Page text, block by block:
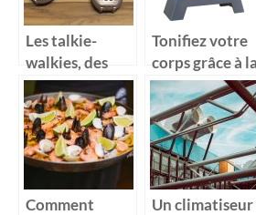
Les talkie-
walkies, des
super cadeaux
pour vos
enfants
Tonifiez votre
corps grâce à la
planche
d’équilibre
Comment
Un climatiseur